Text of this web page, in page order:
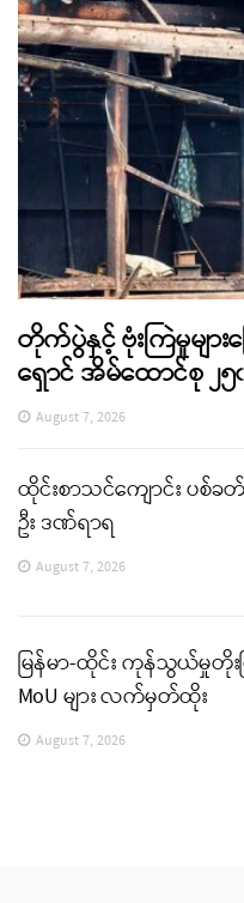
တိုက်ပွဲနှင့် ဗုံးကြဲမှုမျာ
ရှောင် အိမ်ထောင်စု ၂၅
August 7, 2026
ထိုင်းစာသင်ကျောင်း ပစ်ခ
ဦး ဒဏ်ရာရ
August 7, 2026
မြန်မာ-ထိုင်း ကုန်သွယ်မှုတိုးမ
MoU များ လက်မှတ်ထိုး
August 7, 2026